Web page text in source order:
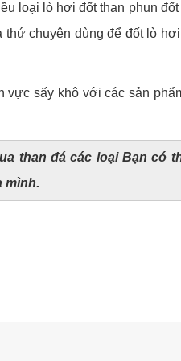
loại lò hơi đốt than phun
chuyên dùng để đốt lò
sấy khô với các sản
than đá các loại Bạn có
mình.